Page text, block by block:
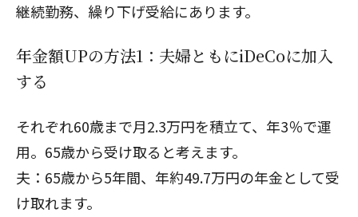
継続勤務、繰り下げ受給にあります。
年金額UPの方法1：夫婦ともにiDeCoに加入
する
それぞれ60歳まで月2.3万円を積立て、年3％で運
用。65歳から受け取ると考えます。
夫：65歳から5年間、年約49.7万円の年金として受
け取れます。